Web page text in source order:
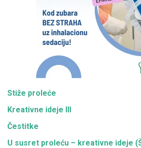
Stiže proleće
Kreativne ideje III
Čestitke
U susret proleću – kreativne ideje